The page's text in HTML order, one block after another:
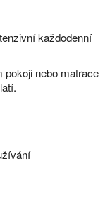
každodenní
pokoji nebo matrace